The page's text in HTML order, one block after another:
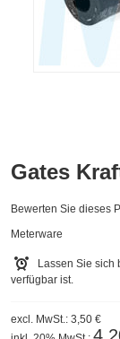
Gates
Bewerten Sie dieses
Meterware
Lassen Sie sich
verfügbar ist.
excl. MwSt.: 3,50 €